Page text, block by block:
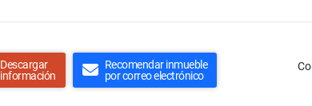
Descargar
información
Recomendar inmueble
por correo electrónico